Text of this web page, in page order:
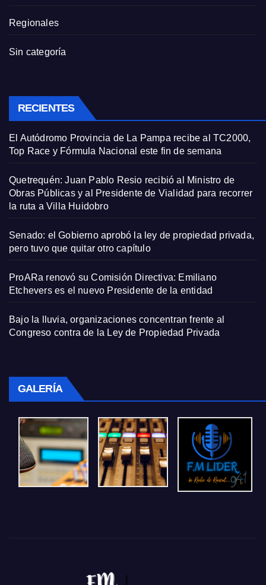
Regionales
Sin categoría
RECIENTES
El Autódromo Provincia de La Pampa recibe al TC2000,
Top Race y Fórmula Nacional este fin de semana
Quetrequén: Juan Pablo Resio recibió al Ministro de
Obras Públicas y al Presidente de Vialidad para recorrer
la ruta a Villa Huidobro
Senado: el Gobierno aprobó la ley de propiedad privada,
pero tuvo que quitar otro capítulo
ProARa renovó su Comisión Directiva: Emiliano
Etchevers es el nuevo Presidente de la entidad
Bajo la lluvia, organizaciones concentran frente al
Congreso contra de la Ley de Propiedad Privada
GALERÍA